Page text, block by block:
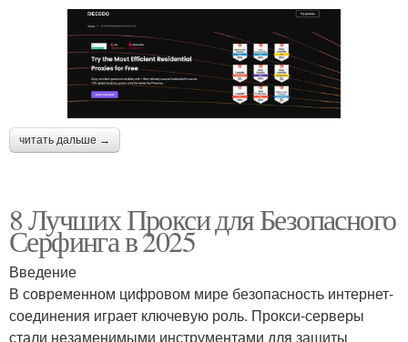
читать дальше →
8 Лучших Прокси для Безопасного
Серфинга в 2025
Введение
В современном цифровом мире безопасность интернет-
соединения играет ключевую роль. Прокси-серверы
стали незаменимыми инструментами для защиты